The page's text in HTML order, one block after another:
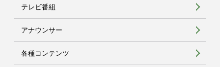
テレビ番組
アナウンサー
各種コンテンツ